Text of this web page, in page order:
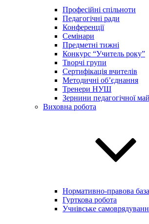
Професійні спільноти
Педагогічні ради
Конференції
Семінари
Предметні тижні
Конкурс “Учитель року”
Творчі групи
Сертифікація вчителів
Методичні об’єднання
Тренери НУШ
Зернини педагогічної
Виховна робота
Нормативно-правова база
Гурткова робота
Учнівське